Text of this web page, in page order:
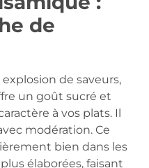
de
de saveurs,
un goût sucré et
à vos plats. Il
modération. Ce
bien dans les
élaborées, faisant